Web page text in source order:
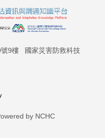
號9樓 國家災害防救科技
by NCHC